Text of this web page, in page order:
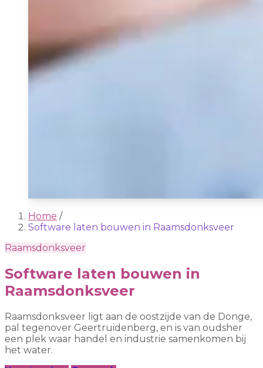
Home /
Software laten bouwen in Raamsdonksveer
Raamsdonksveer
Software laten bouwen in
Raamsdonksveer
Raamsdonksveer ligt aan de oostzijde van de Donge,
pal tegenover Geertruidenberg, en is van oudsher
een plek waar handel en industrie samenkomen bij
het water.